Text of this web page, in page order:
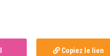
Copiez le lien